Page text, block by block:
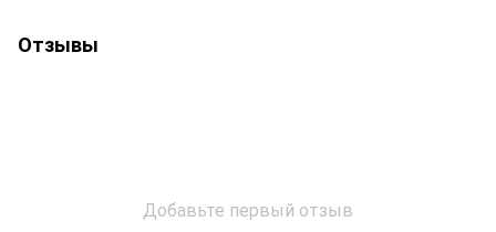
Отзывы
Добавьте первый отзыв